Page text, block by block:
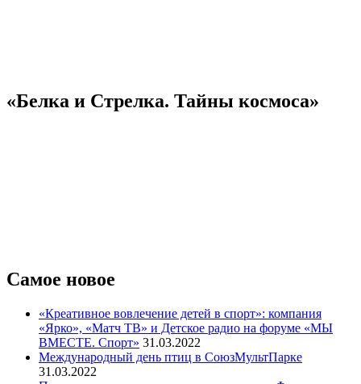
«Белка и Стрелка. Тайны космоса»
Самое новое
«Креативное вовлечение детей в спорт»: компания
«Ярко», «Матч ТВ» и Детское радио на форуме «МЫ
ВМЕСТЕ. Спорт» 31.03.2022
Международный день птиц в СоюзМультПарке
31.03.2022